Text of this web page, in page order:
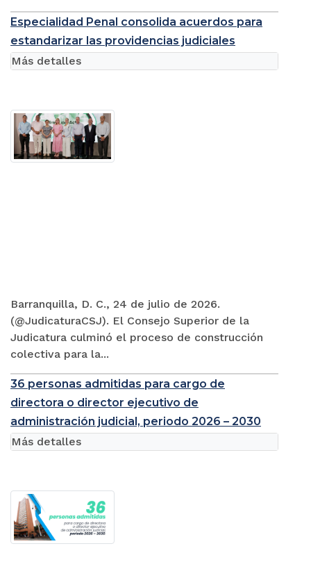
Especialidad Penal consolida acuerdos para
estandarizar las providencias judiciales
Barranquilla, D. C., 24 de julio de 2026.
(@JudicaturaCSJ). El Consejo Superior de la
Judicatura culminó el proceso de construcción
colectiva para la...
Más detalles
36 personas admitidas para cargo de
directora o director ejecutivo de
administración judicial, periodo 2026 – 2030
Más detalles